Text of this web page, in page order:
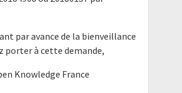
par avance de la bienveillance
porter à cette demande,
Knowledge France